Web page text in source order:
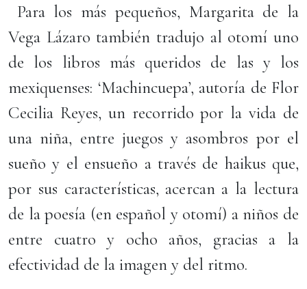
Para los más pequeños, Margarita de la
Vega Lázaro también tradujo al otomí uno
de los libros más queridos de las y los
mexiquenses: ‘Machincuepa’, autoría de Flor
Cecilia Reyes, un recorrido por la vida de
una niña, entre juegos y asombros por el
sueño y el ensueño a través de haikus que,
por sus características, acercan a la lectura
de la poesía (en español y otomí) a niños de
entre cuatro y ocho años, gracias a la
efectividad de la imagen y del ritmo.